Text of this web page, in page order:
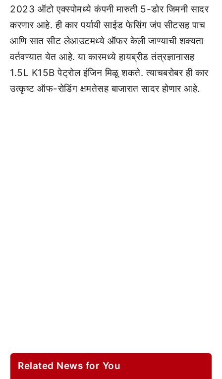
2023 ऑटो एक्स्पोमध्ये कंपनी मारुती 5-डोर जिमनी सादर
करणार आहे. ही कार पर्यायी साईड फेसिंग जंप सीटसह पाच
आणि सात सीट लेआउटमध्ये ऑफर केली जाण्याची शक्यता
वर्तवण्यात येत आहे. या कारमध्ये हायब्रीड तंत्रज्ञानासह
1.5L K15B पेट्रोल इंजिन मिळू शकते. त्याचबरोबर ही कार
उत्कृष्ट ऑफ-रोडिंग क्षमतेसह बाजारात सादर होणार आहे.
Related News for You